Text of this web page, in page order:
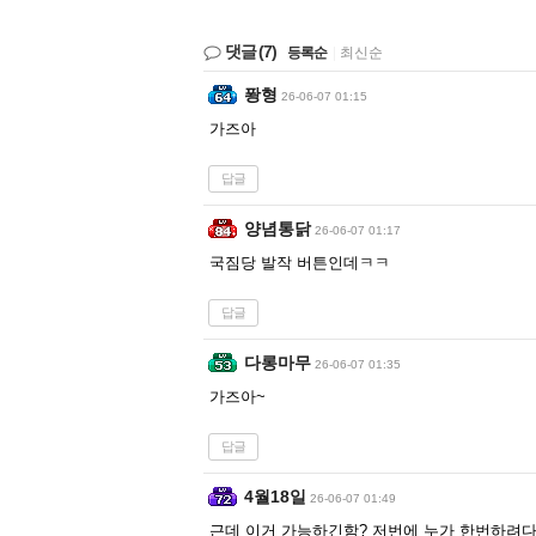
댓글(7) 등록순 최신순
퐝형 26-06-07 01:15
가즈아
답글
양념통닭 26-06-07 01:17
국짐당 발작 버튼인데ㅋㅋ
답글
다롱마무 26-06-07 01:35
가즈아~
답글
4월18일 26-06-07 01:49
근데 이거 가능하긴함? 저번에 누가 한번하려